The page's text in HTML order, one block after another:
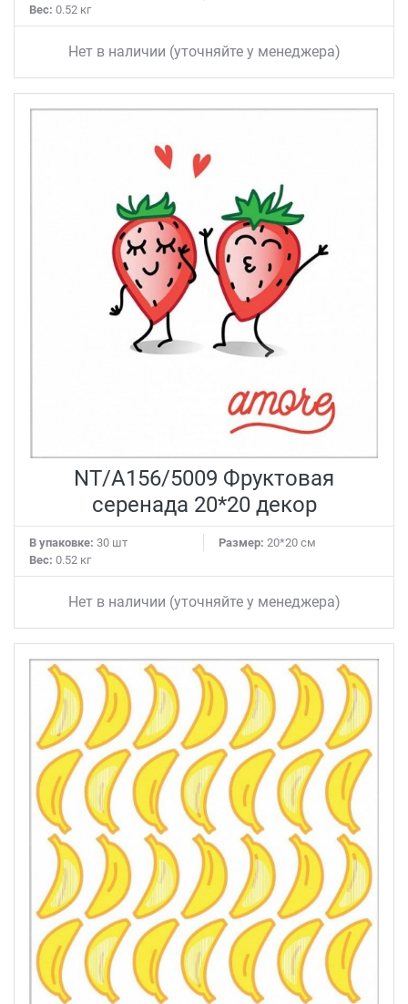
Вес: 0.52 кг
Нет в наличии (уточняйте у менеджера)
NT/A156/5009 Фруктовая
серенада 20*20 декор
В упаковке: 30 шт Размер: 20*20 см
Вес: 0.52 кг
Нет в наличии (уточняйте у менеджера)